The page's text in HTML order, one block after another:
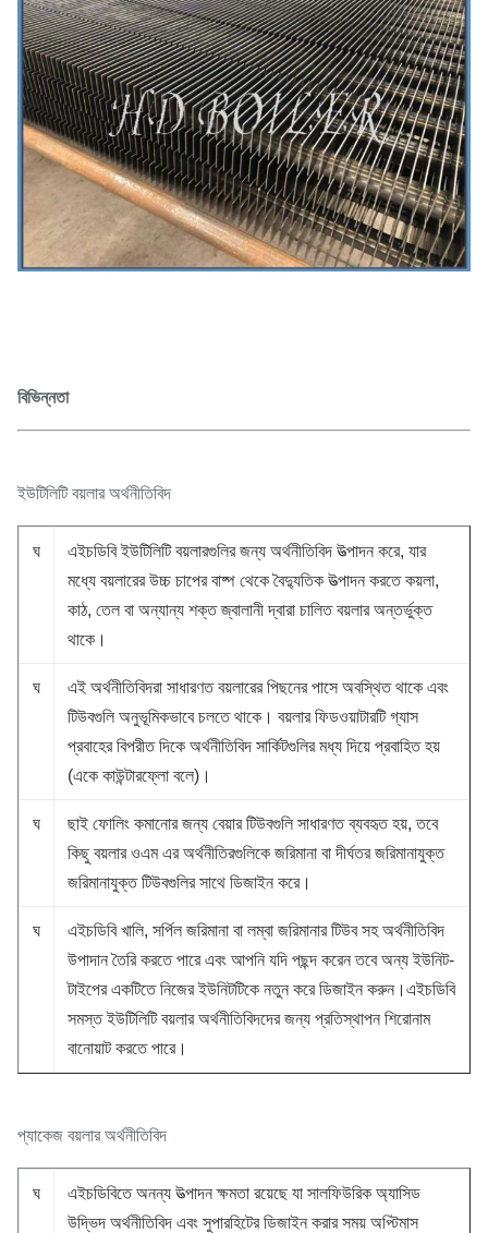
বিভিন্নতা
ইউটিলিটি বয়লার অর্থনীতিবিদ
ঘ
এইচডিবি ইউটিলিটি বয়লারগুলির জন্য অর্থনীতিবিদ উত্পাদন করে, যার
মধ্যে বয়লারের উচ্চ চাপের বাষ্প থেকে বৈদ্যুতিক উত্পাদন করতে কয়লা,
কাঠ, তেল বা অন্যান্য শক্ত জ্বালানী দ্বারা চালিত বয়লার অন্তর্ভুক্ত
থাকে।
ঘ
এই অর্থনীতিবিদরা সাধারণত বয়লারের পিছনের পাসে অবস্থিত থাকে এবং
টিউবগুলি অনুভূমিকভাবে চলতে থাকে। বয়লার ফিডওয়াটারটি গ্যাস
প্রবাহের বিপরীত দিকে অর্থনীতিবিদ সার্কিটগুলির মধ্য দিয়ে প্রবাহিত হয়
(একে কাউন্টারফ্লো বলে)।
ঘ
ছাই ফোলিং কমানোর জন্য বেয়ার টিউবগুলি সাধারণত ব্যবহৃত হয়, তবে
কিছু বয়লার ওএম এর অর্থনীতিরগুলিকে জরিমানা বা দীর্ঘতর জরিমানাযুক্ত
জরিমানাযুক্ত টিউবগুলির সাথে ডিজাইন করে।
ঘ
এইচডিবি খালি, সর্পিল জরিমানা বা লম্বা জরিমানার টিউব সহ অর্থনীতিবিদ
উপাদান তৈরি করতে পারে এবং আপনি যদি পছন্দ করেন তবে অন্য ইউনিট-
টাইপের একটিতে নিজের ইউনিটটিকে নতুন করে ডিজাইন করুন।এইচডিবি
সমস্ত ইউটিলিটি বয়লার অর্থনীতিবিদদের জন্য প্রতিস্থাপন শিরোনাম
বানোয়াট করতে পারে।
প্যাকেজ বয়লার অর্থনীতিবিদ
ঘ
এইচডিবিতে অনন্য উত্পাদন ক্ষমতা রয়েছে যা সালফিউরিক অ্যাসিড
উদ্ভিদ অর্থনীতিবিদ এবং সুপারহিটের ডিজাইন করার সময় অপ্টিমাস